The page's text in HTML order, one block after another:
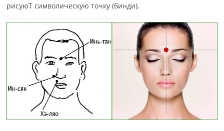
рисуюТ символическую точку (бинди).